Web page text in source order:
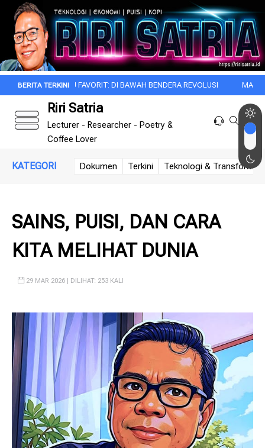
BUKU FAVORIT: DI BAWAH BENDERA REVOLUSI MAKNA
Riri Satria
Lecturer - Researcher - Poetry &
Coffee Lover
KATEGORI Dokumen Terkini Teknologi &
SAINS, PUISI, DAN CARA
KITA MELIHAT DUNIA
29 MAR 2026 | DILIHAT: 253 KALI